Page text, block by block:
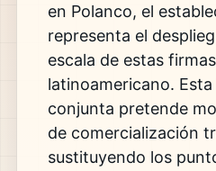
en Polanco, el
representa el
escala de estas
latinoamericano.
conjunta pretende
de comercialización
sustituyendo los